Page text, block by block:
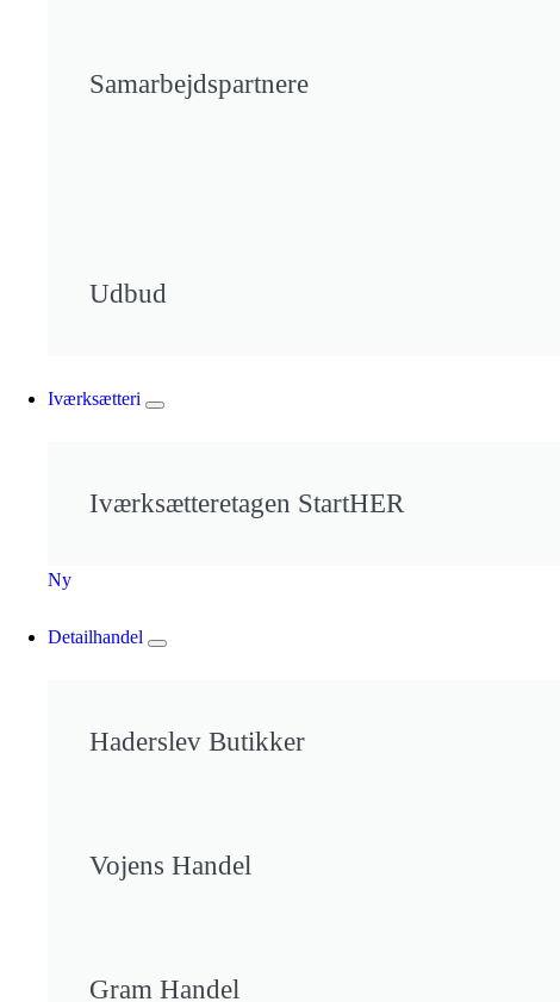
Samarbejdspartnere
Udbud
Iværksætteri
Iværksætteretagen StartHER
Ny
Detailhandel
Haderslev Butikker
Vojens Handel
Gram Handel